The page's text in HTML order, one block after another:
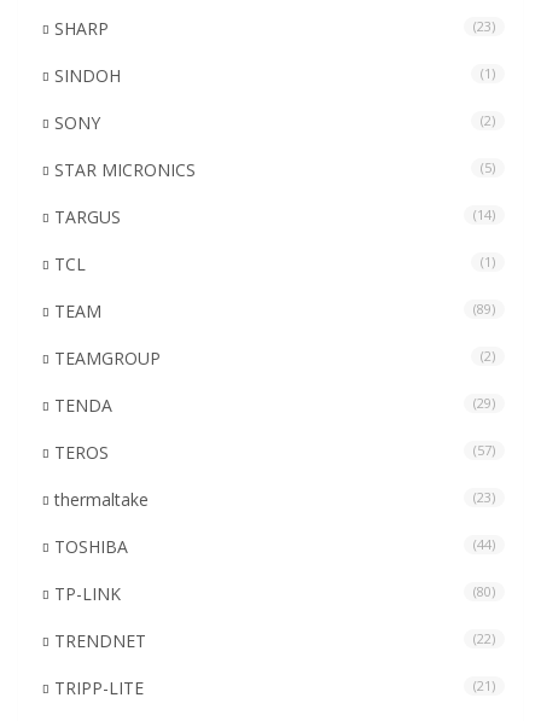
SHARP (23)
SINDOH (1)
SONY (2)
STAR MICRONICS (5)
TARGUS (14)
TCL (1)
TEAM (89)
TEAMGROUP (2)
TENDA (29)
TEROS (57)
thermaltake (23)
TOSHIBA (44)
TP-LINK (80)
TRENDNET (22)
TRIPP-LITE (21)